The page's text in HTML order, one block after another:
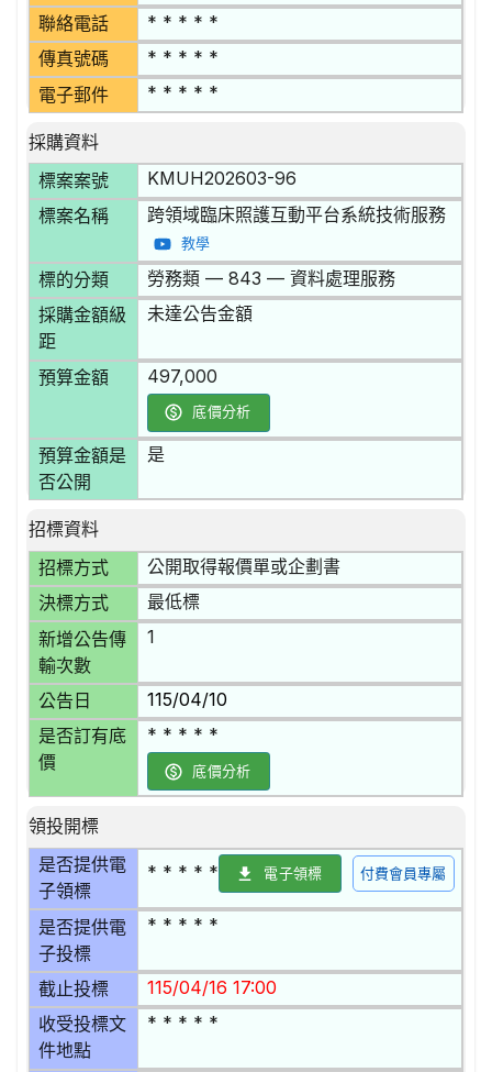
聯絡電話 * * * * *
傳真號碼 * * * * *
電子郵件 * * * * *
採購資料
標案案號
KMUH202603-96
標案名稱 跨領域臨床照護互動平台系統技術服務
教學
標的分類 勞務類 — 843 — 資料處理服務
採購金額級
距
未達公告金額
預算金額 497,000
底價分析
預算金額是
否公開
是
招標資料
招標方式
公開取得報價單或企劃書
決標方式 最低標
新增公告傳
輸次數
1
公告日 115/04/10
是否訂有底
價
* * * * *
底價分析
領投開標
是否提供電
子領標
* * * * * 電子領標 付費會員專屬
是否提供電
子投標
* * * * *
截止投標 115/04/16 17:00
收受投標文
件地點
* * * * *